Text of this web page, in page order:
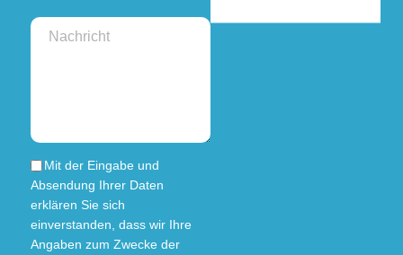
Mit der Eingabe und
Absendung Ihrer Daten
erklären Sie sich
einverstanden, dass wir Ihre
Angaben zum Zwecke der